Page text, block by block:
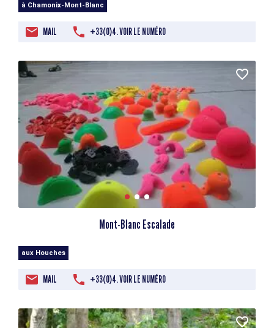
à Chamonix-Mont-Blanc
MAIL +33(0)4. VOIR LE NUMÉRO
Mont-Blanc Escalade
aux Houches
MAIL +33(0)4. VOIR LE NUMÉRO